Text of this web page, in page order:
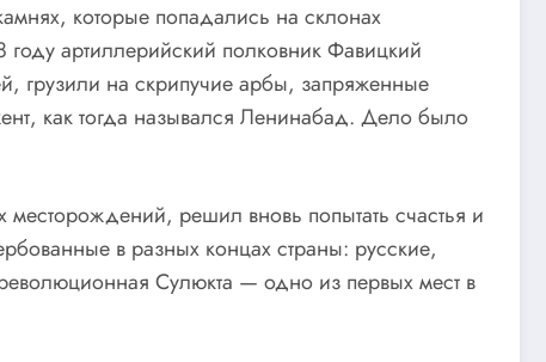
которые попадались на склонах
году артиллерийский полковник Фавицкий
грузили на скрипучие арбы, запряженные
как тогда назывался Ленинабад. Дело было
решил вновь попытать счастья и
в разных концах страны: русские,
Сулюкта — одно из первых мест в